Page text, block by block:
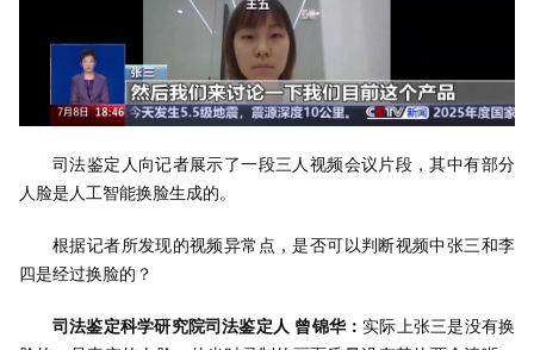
司法鉴定人向记者展示了一段三人视频会议片段，其中有部分
人脸是人工智能换脸生成的。
根据记者所发现的视频异常点，是否可以判断视频中张三和李
四是经过换脸的？
司法鉴定科学研究院司法鉴定人 曾锦华：实际上张三是没有换